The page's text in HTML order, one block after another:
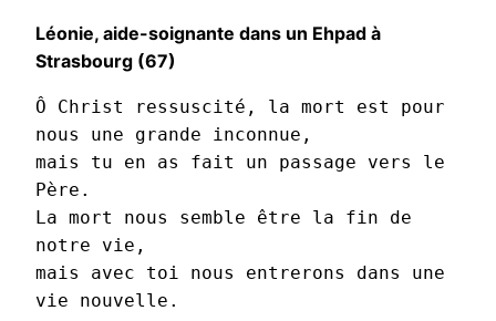
Léonie, aide-soignante dans un Ehpad à
Strasbourg (67)
Ô Christ ressuscité, la mort est pour
nous une grande inconnue,
mais tu en as fait un passage vers le
Père.
La mort nous semble être la fin de
notre vie,
mais avec toi nous entrerons dans une
vie nouvelle.